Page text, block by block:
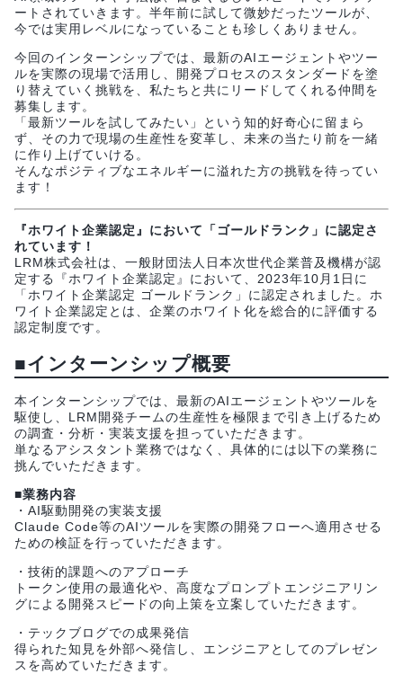
ートされていきます。半年前に試して微妙だったツールが、
今では実用レベルになっていることも珍しくありません。
今回のインターンシップでは、最新のAIエージェントやツー
ルを実際の現場で活用し、開発プロセスのスタンダードを塗
り替えていく挑戦を、私たちと共にリードしてくれる仲間を
募集します。
「最新ツールを試してみたい」という知的好奇心に留まら
ず、その力で現場の生産性を変革し、未来の当たり前を一緒
に作り上げていける。
そんなポジティブなエネルギーに溢れた方の挑戦を待ってい
ます！
『ホワイト企業認定』において「ゴールドランク」に認定さ
れています！
LRM株式会社は、一般財団法人日本次世代企業普及機構が認
定する『ホワイト企業認定』において、2023年10月1日に
「ホワイト企業認定 ゴールドランク」に認定されました。ホ
ワイト企業認定とは、企業のホワイト化を総合的に評価する
認定制度です。
■インターンシップ概要
本インターンシップでは、最新のAIエージェントやツールを
駆使し、LRM開発チームの生産性を極限まで引き上げるため
の調査・分析・実装支援を担っていただきます。
単なるアシスタント業務ではなく、具体的には以下の業務に
挑んでいただきます。
■業務内容
・AI駆動開発の実装支援
Claude Code等のAIツールを実際の開発フローへ適用させる
ための検証を行っていただきます。
・技術的課題へのアプローチ
トークン使用の最適化や、高度なプロンプトエンジニアリン
グによる開発スピードの向上策を立案していただきます。
・テックブログでの成果発信
得られた知見を外部へ発信し、エンジニアとしてのプレゼン
スを高めていただきます。